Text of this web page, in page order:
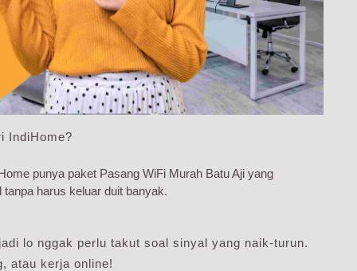
IndiHome?
punya paket Pasang WiFi Murah Batu Aji yang
harus keluar duit banyak.
lo nggak perlu takut soal sinyal yang naik-turun.
atau kerja online!